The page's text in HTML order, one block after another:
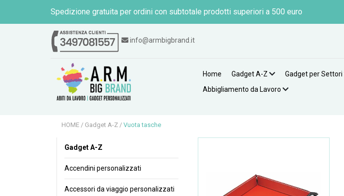
Spedizione gratuita per ordini con subtotale prodotti superiori a 500 euro
info@armbigbrand.it
Home Gadget A-Z Gadget per Settori
Abbigliamento da Lavoro
HOME / Gadget A-Z / Vuota tasche
Gadget A-Z
Accendini personalizzati
Accessori da viaggio personalizzati